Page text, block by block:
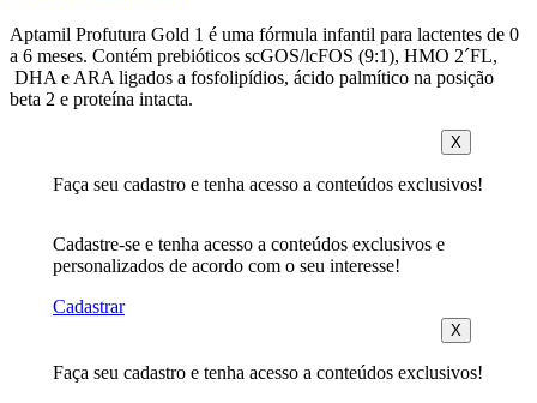
Aptamil Profutura Gold 1 é uma fórmula infantil para lactentes de 0
a 6 meses. Contém prebióticos scGOS/lcFOS (9:1), HMO 2´FL,
DHA e ARA ligados a fosfolipídios, ácido palmítico na posição
beta 2 e proteína intacta.
X
Faça seu cadastro e tenha acesso a conteúdos exclusivos!
Cadastre-se e tenha acesso a conteúdos exclusivos e
personalizados de acordo com o seu interesse!
Cadastrar
X
Faça seu cadastro e tenha acesso a conteúdos exclusivos!